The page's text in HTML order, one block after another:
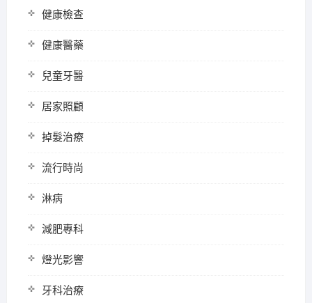
健康檢查
健康醫藥
兒童牙醫
居家照顧
掉髮治療
流行時尚
淋病
減肥專科
燈光影響
牙科治療